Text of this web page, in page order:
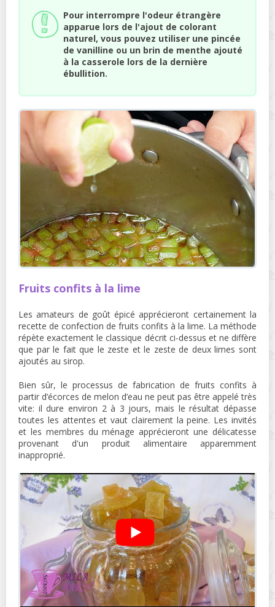
Pour interrompre l'odeur étrangère
apparue lors de l'ajout de colorant
naturel, vous pouvez utiliser une pincée
de vanilline ou un brin de menthe ajouté
à la casserole lors de la dernière
ébullition.
Fruits confits à la lime
Les amateurs de goût épicé apprécieront certainement la
recette de confection de fruits confits à la lime. La méthode
répète exactement le classique décrit ci-dessus et ne diffère
que par le fait que le zeste et le zeste de deux limes sont
ajoutés au sirop.
Bien sûr, le processus de fabrication de fruits confits à
partir d’écorces de melon d’eau ne peut pas être appelé très
vite: il dure environ 2 à 3 jours, mais le résultat dépasse
toutes les attentes et vaut clairement la peine. Les invités
et les membres du ménage apprécieront une délicatesse
provenant d'un produit alimentaire apparemment
inapproprié.